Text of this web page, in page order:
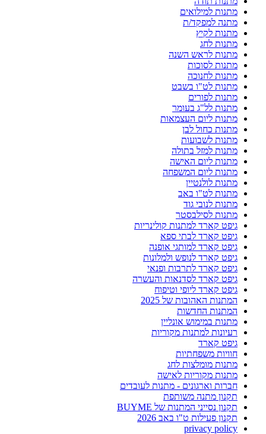
מתנות למילואים
מתנה למפקד/ת
מתנות לקיץ
מתנות לחג
מתנות לראש השנה
מתנות לסוכות
מתנות לחנוכה
מתנות לט"ו בשבט
מתנות לפורים
מתנות לל"ג בעומר
מתנות ליום העצמאות
מתנות כחול לבן
מתנות לשבועות
מתנות למזל בתולה
מתנות ליום האישה
מתנות ליום המשפחה
מתנות לולנטיין
מתנות לט"ו באב
מתנות לנובי גוד
מתנות לסילבסטר
גיפט קארד למתנות קולינריות
גיפט קארד לבתי ספא
גיפט קארד למותגי אופנה
גיפט קארד לנופש ולמלונות
גיפט קארד לתרבות ופנאי
גיפט קארד לסדנאות והעשרה
גיפט קארד ליופי וטיפוח
המתנות האהובות של 2025
המתנות החדשות
מתנות במימוש אונליין
רעיונות למתנות מקוריות
גיפט קארד
חוויות משפחתיות
מתנות מומלצות לחג
מתנות מקוריות לאישה
חברות וארגונים - מתנות לעובדים
תקנון מתנה משותפת
תקנון נסייני המתנות של BUYME
תקנון פעילות ט"ו באב 2026
privacy policy